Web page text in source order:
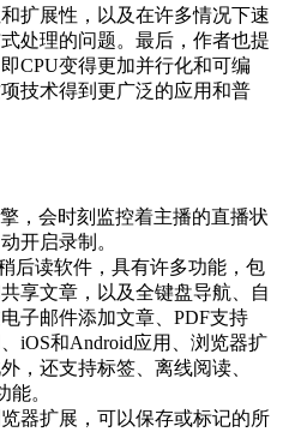
扩展性，以及在许多情况下速
处理的问题。最后，作者也提
CPU变得更加并行化和可编
技术得到更广泛的应用和普
，会时刻监控着主播的直播状
开启录制。
后读软件，具有许多功能，包
享文章，以及全键盘导航、自
子邮件添加文章、PDF支持
iOS和Android应用、浏览器扩
，还支持标签、离线阅读、
。
览器扩展，可以保存或标记的所